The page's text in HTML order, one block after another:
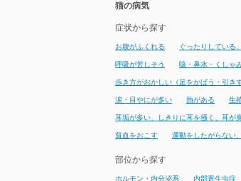
猫の病気
症状から探す
お腹がふくれる ぐったりしている
呼吸が苦しそう 咳・鼻水・くしゃ
歩き方がおかしい（足をかばう・引き
涙・目やにが多い 熱がある 生
耳垢が多い、しきりに耳を掻く、耳が
貧血をおこす 運動をしたがらない
部位から探す
ホルモン・内分泌系 内部寄生虫症